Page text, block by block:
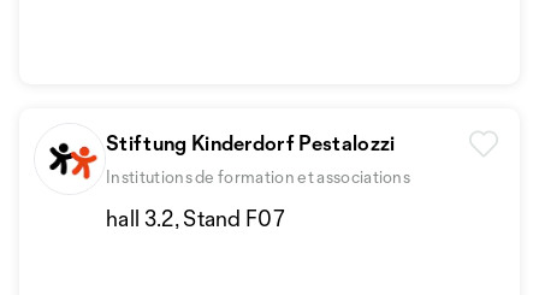
Stiftung Kinderdorf Pestalozzi
Institutions de formation et associations
hall 3.2, Stand F07